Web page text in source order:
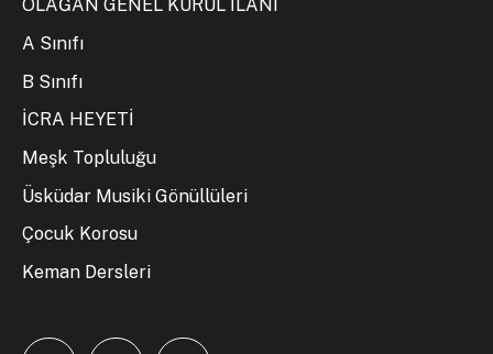
OLAĞAN GENEL KURUL İLANI
A Sınıfı
B Sınıfı
İCRA HEYETİ
Meşk Topluluğu
Üsküdar Musiki Gönüllüleri
Çocuk Korosu
Keman Dersleri